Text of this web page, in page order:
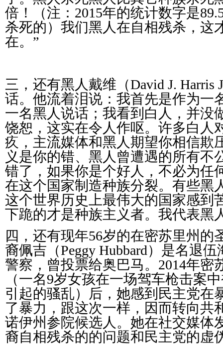
倍！（注： 2015年的统计数字是
杀死的）我们黑人在自相残杀，这
在。”
三，还有黑人戴维（David J. Harris
话。他流着泪说：我首先是作为一
一名黑人说话；我看到白人，并没
饶恕，这实在令人作呕。许多白人
疚，主流媒体和黑人期望你相信欺
义是你的错、黑人曾遭遇的所有不
错了，如果你是个好人，不必为任
在这个国家制造种族分裂。有些黑
这个世界历史上最伟大的国家感到
下跪的才是种族主义者。我代表黑
四，还有现年56岁的在密苏里州的
裔佩吉（Peggy Hubbard）是名退伍
警察，曾投票给奥巴马。 2014年密
（一名9岁女孩在一场驾车枪击案
引起的骚乱）后，她感到民主党在
了暴力，跟这次一样，因而转向共
诺伊州参院候选人。她在社交媒体
裔自相残杀的的问题和民主党的虚